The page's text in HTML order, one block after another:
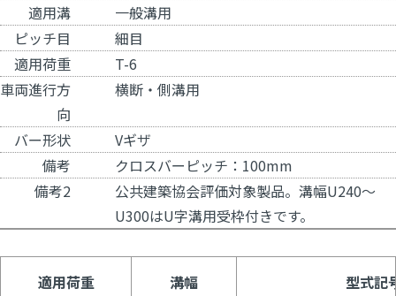
適用溝
一般溝用
ピッチ目
細目
適用荷重
T-6
車両進行方
向
横断・側溝用
バー形状
Vギザ
備考
クロスバーピッチ：100mm
備考2
公共建築協会評価対象製品。溝幅U240～
U300はU字溝用受枠付きです。
適用荷重 溝幅 型式記